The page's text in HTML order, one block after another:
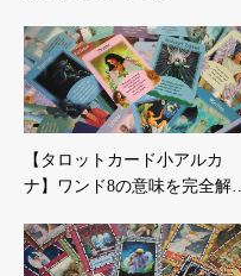
【タロットカード小アルカ
ナ】ワンド8の意味を完全解…